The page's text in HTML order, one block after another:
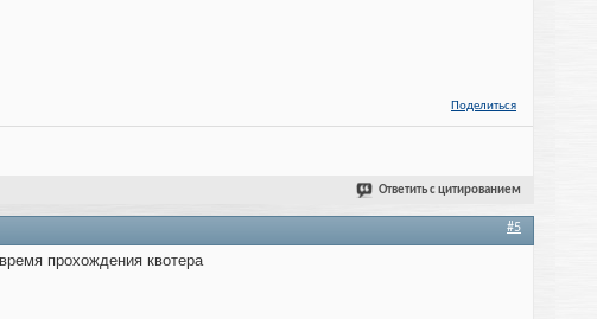
Поделиться
Ответить с цитированием
#5
прохождения квотера